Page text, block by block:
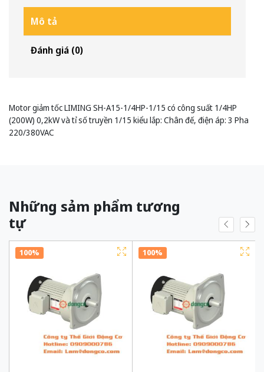
Mô tả
Đánh giá (0)
Motor giảm tốc LIMING SH-A15-1/4HP-1/15 có công suất 1/4HP
(200W) 0,2kW và tỉ số truyền 1/15 kiểu lắp: Chân đế, điện áp: 3 Pha
220/380VAC
Những sảm phẩm tương
tự
100% 100%